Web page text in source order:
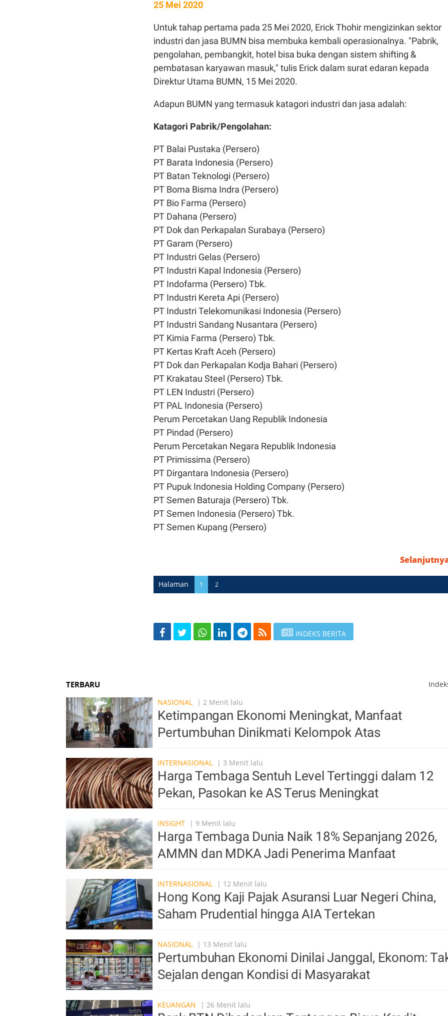
25 Mei 2020
Untuk tahap pertama pada 25 Mei 2020, Erick Thohir mengizinkan sektor
industri dan jasa BUMN bisa membuka kembali operasionalnya. "Pabrik,
pengolahan, pembangkit, hotel bisa buka dengan sistem shifting &
pembatasan karyawan masuk," tulis Erick dalam surat edaran kepada
Direktur Utama BUMN, 15 Mei 2020.
Adapun BUMN yang termasuk katagori industri dan jasa adalah:
Katagori Pabrik/Pengolahan:
PT Balai Pustaka (Persero)
PT Barata Indonesia (Persero)
PT Batan Teknologi (Persero)
PT Boma Bisma Indra (Persero)
PT Bio Farma (Persero)
PT Dahana (Persero)
PT Dok dan Perkapalan Surabaya (Persero)
PT Garam (Persero)
PT Industri Gelas (Persero)
PT Industri Kapal Indonesia (Persero)
PT Indofarma (Persero) Tbk.
PT Industri Kereta Api (Persero)
PT Industri Telekomunikasi Indonesia (Persero)
PT Industri Sandang Nusantara (Persero)
PT Kimia Farma (Persero) Tbk.
PT Kertas Kraft Aceh (Persero)
PT Dok dan Perkapalan Kodja Bahari (Persero)
PT Krakatau Steel (Persero) Tbk.
PT LEN Industri (Persero)
PT PAL Indonesia (Persero)
Perum Percetakan Uang Republik Indonesia
PT Pindad (Persero)
Perum Percetakan Negara Republik Indonesia
PT Primissima (Persero)
PT Dirgantara Indonesia (Persero)
PT Pupuk Indonesia Holding Company (Persero)
PT Semen Baturaja (Persero) Tbk.
PT Semen Indonesia (Persero) Tbk.
PT Semen Kupang (Persero)
Halaman 1 2
INDEKS BERITA
TERBARU
NASIONAL
| 2 Menit lalu
Ketimpangan Ekonomi Meningkat, Manfaat
Pertumbuhan Dinikmati Kelompok Atas
INTERNASIONAL | 3 Menit lalu
Harga Tembaga Sentuh Level Tertinggi dalam 12
Pekan, Pasokan ke AS Terus Meningkat
INSIGHT | 9 Menit lalu
Harga Tembaga Dunia Naik 18% Sepanjang 2026,
AMMN dan MDKA Jadi Penerima Manfaat
INTERNASIONAL | 12 Menit lalu
Hong Kong Kaji Pajak Asuransi Luar Negeri China,
Saham Prudential hingga AIA Tertekan
NASIONAL | 13 Menit lalu
Pertumbuhan Ekonomi Dinilai Janggal, Ekonom:
Sejalan dengan Kondisi di Masyarakat
KEUANGAN | 26 Menit lalu